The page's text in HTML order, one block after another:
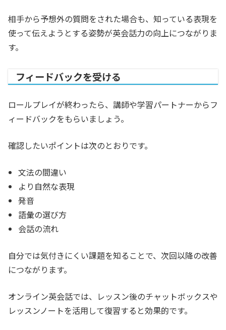
相手から予想外の質問をされた場合も、知っている表現を
使って伝えようとする姿勢が英会話力の向上につながりま
す。
フィードバックを受ける
ロールプレイが終わったら、講師や学習パートナーからフ
ィードバックをもらいましょう。
確認したいポイントは次のとおりです。
文法の間違い
より自然な表現
発音
語彙の選び方
会話の流れ
自分では気付きにくい課題を知ることで、次回以降の改善
につながります。
オンライン英会話では、レッスン後のチャットボックスや
レッスンノートを活用して復習すると効果的です。